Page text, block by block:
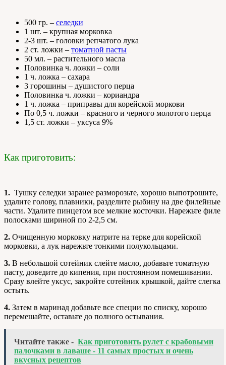
500 гр. – селедки
1 шт. – крупная морковка
2-3 шт. – головки репчатого лука
2 ст. ложки – томатной пасты
50 мл. – растительного масла
Половинка ч. ложки – соли
1 ч. ложка – сахара
3 горошины – душистого перца
Половинка ч. ложки – кориандра
1 ч. ложка – приправы для корейской моркови
По 0,5 ч. ложки – красного и черного молотого перца
1,5 ст. ложки – уксуса 9%
Как приготовить:
1. Тушку селедки заранее разморозьте, хорошо выпотрошите,
удалите голову, плавники, разделите рыбину на две филейные
части. Удалите пинцетом все мелкие косточки. Нарежьте филе
полосками шириной по 2-2,5 см.
2. Очищенную морковку натрите на терке для корейской
морковки, а лук нарежьте тонкими полукольцами.
3. В небольшой сотейник слейте масло, добавьте томатную
пасту, доведите до кипения, при постоянном помешивании.
Сразу влейте уксус, закройте сотейник крышкой, дайте слегка
остыть.
4. Затем в маринад добавьте все специи по списку, хорошо
перемешайте, оставьте до полного остывания.
Читайте также - Как приготовить рулет с крабовыми
палочками в лаваше - 11 самых простых и очень
вкусных рецептов